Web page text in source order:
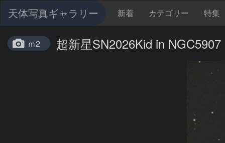
天体写真ギャラリー 新着 カテゴリー 特集
ｍ2 超新星SN2026Kid in NGC5907